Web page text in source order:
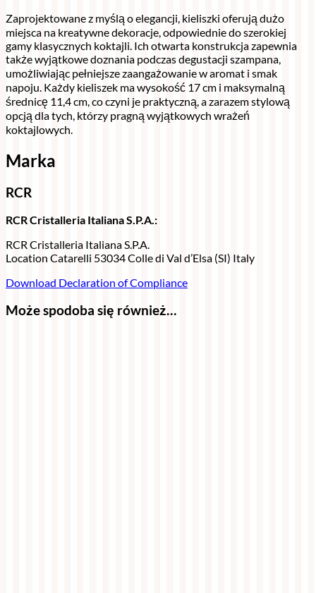
Zaprojektowane z myślą o elegancji, kieliszki oferują dużo
miejsca na kreatywne dekoracje, odpowiednie do szerokiej
gamy klasycznych koktajli. Ich otwarta konstrukcja zapewnia
także wyjątkowe doznania podczas degustacji szampana,
umożliwiając pełniejsze zaangażowanie w aromat i smak
napoju. Każdy kieliszek ma wysokość 17 cm i maksymalną
średnicę 11,4 cm, co czyni je praktyczną, a zarazem stylową
opcją dla tych, którzy pragną wyjątkowych wrażeń
koktajlowych.
Marka
RCR
RCR Cristalleria Italiana S.P.A.:
RCR Cristalleria Italiana S.P.A.
Location Catarelli 53034 Colle di Val d’Elsa (SI) Italy
Download Declaration of Compliance
Może spodoba się również…